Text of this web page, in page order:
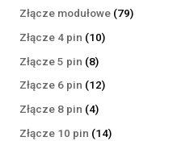
produkty
Złącze modułowe 7979
Złącze 4 pin 1010
Złącze 5 pin 88
produktów
Złącze 6 pin 1212
Złącze 8 pin 44
produkty
Złącze 10 pin 1414